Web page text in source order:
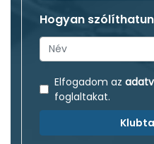
Hogyan
Elfogadom az
foglaltakat.